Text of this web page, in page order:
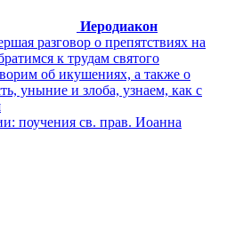
Иеродиакон
разговор о препятствиях на
к трудам святого
об икушениях, а также о
уныние и злоба, узнаем, как с
поучения св. прав. Иоанна